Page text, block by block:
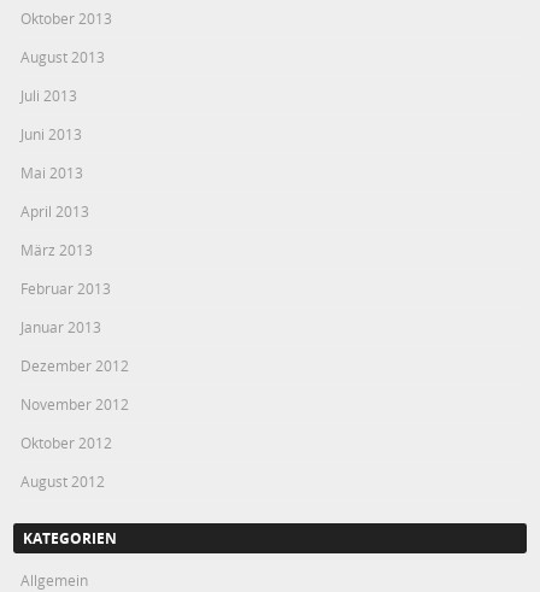
Oktober 2013
August 2013
Juli 2013
Juni 2013
Mai 2013
April 2013
März 2013
Februar 2013
Januar 2013
Dezember 2012
November 2012
Oktober 2012
August 2012
KATEGORIEN
Allgemein